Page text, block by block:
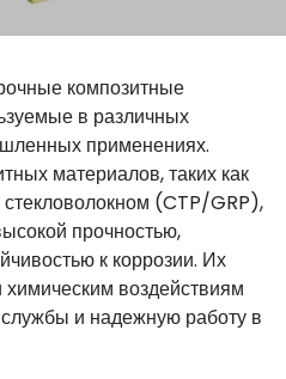
композитные
в различных
применениях.
материалов, таких как
(CTP/GRP),
прочностью,
к коррозии. Их
химическим воздействиям
и надежную работу в